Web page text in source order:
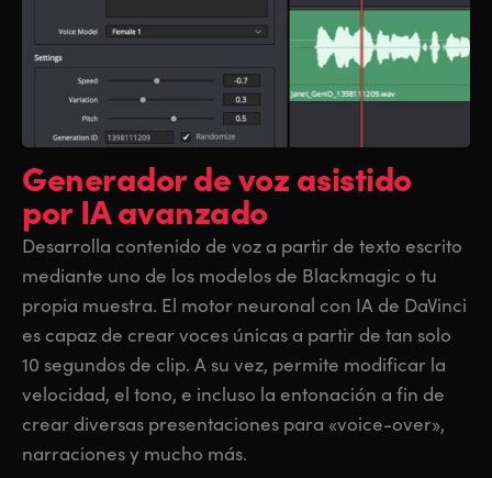
Generador de vozasistido
por IA avanzado
Desarrolla contenido de voz a partir de texto escrito
mediante uno de los modelos de Blackmagic o tu
propia muestra. El motor neuronal con IA de DaVinci
es capaz de crear voces únicas a partir de tan solo
10 segundos de clip. A su vez, permite modificar la
velocidad, el tono, e incluso la entonación a fin de
crear diversas presentaciones para «voice-over»,
narraciones y mucho más.